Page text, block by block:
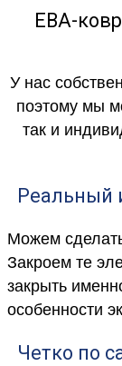
ЕВА-
У нас
поэтому мы
так и
Реальный
Можем
Закроем те
закрыть
особенности
Четко по